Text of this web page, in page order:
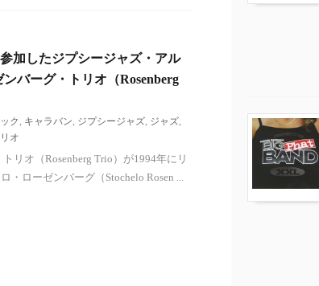
加したジプシージャズ・アル
バーグ・トリオ（Rosenberg
ク キャラバン ジプシージャズ ジャズ
オ
リオ（Rosenberg Trio）が1994年にリ
ローゼンバーグ（Stochelo Rosen ...